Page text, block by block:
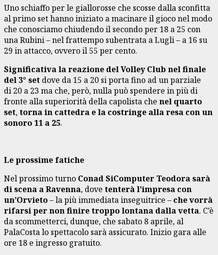
Uno schiaffo per le giallorosse che scosse dalla sconfitta
al primo set hanno iniziato a macinare il gioco nel modo
che conosciamo chiudendo il secondo per 18 a 25 con
una Rubini – nel frattempo subentrata a Lugli – a 16 su
29 in attacco, ovvero il 55 per cento.
Significativa la reazione del Volley Club nel finale
del 3° set dove da 15 a 20 si porta fino ad un parziale
di 20 a 23 ma che, però, nulla può spendere in più di
fronte alla superiorità della capolista che nel quarto
set,torna in cattedra e la costringe alla resa con un
sonoro 11 a 25.
Le prossime fatiche
Nel prossimo turno Conad SiComputer Teodora sarà
di scena a Ravenna, dove tenterà l’impresa con
un’Orvieto– la più immediata inseguitrice – che vorrà
rifarsi per non finire troppo lontana dalla vetta. C’è
da scommetterci, dunque, che sabato 8 aprile, al
PalaCosta lo spettacolo sarà assicurato. Inizio gara alle
ore 18 e ingresso gratuito.